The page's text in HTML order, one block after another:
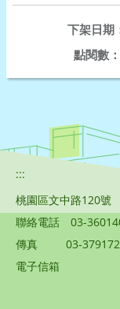
下架日期
點閱數：
:::
桃園區文中路120號
聯絡電話
03-
傳真
03-
電子信箱